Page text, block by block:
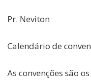
Pr. Neviton
Calendário de
As convenções são